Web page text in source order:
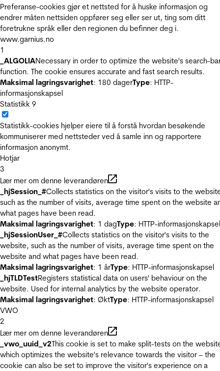
Preferanse-cookies gjør et nettsted for å huske informasjon og
endrer måten nettsiden oppfører seg eller ser ut, ting som ditt
foretrukne språk eller den regionen du befinner deg i.
www.garnius.no
1
_ALGOLIANecessary in order to optimize the website's search-
function. The cookie ensures accurate and fast search results.
Maksimal lagringsvarighet: 180 dagerType: HTTP-
informasjonskapsel
Statistikk 9
Statistikk-cookies hjelper eiere til å forstå hvordan besøkende
kommuniserer med nettsteder ved å samle inn og rapportere
informasjon anonymt.
Hotjar
3
Lær mer om denne leverandøren
_hjSession_#Collects statistics on the visitor's visits to the
such as the number of visits, average time spent on the website
what pages have been read.
Maksimal lagringsvarighet: 1 dagType: HTTP-informasjonskapsel
_hjSessionUser_#Collects statistics on the visitor's visits to the
website, such as the number of visits, average time spent on the
website and what pages have been read.
Maksimal lagringsvarighet: 1 årType: HTTP-informasjonskapsel
_hjTLDTestRegisters statistical data on users' behaviour on the
website. Used for internal analytics by the website operator.
Maksimal lagringsvarighet: ØktType: HTTP-informasjonskapsel
VWO
2
Lær mer om denne leverandøren
_vwo_uuid_v2This cookie is set to make split-tests on the
which optimizes the website's relevance towards the visitor – the
cookie can also be set to improve the visitor's experience on a